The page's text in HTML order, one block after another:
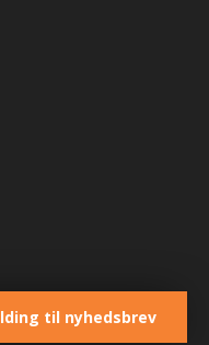
afWordPress
til nyhedsbrev